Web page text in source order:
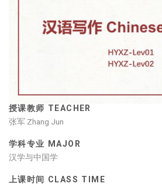
授课教师 TEACHER
张军 Zhang Jun
学科专业 MAJOR
汉学与中国学
上课时间 CLASS TIME